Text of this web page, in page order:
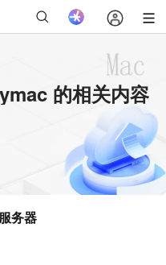
的相关内容
务器